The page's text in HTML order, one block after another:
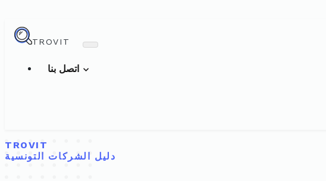
TROVIT
TROVIT
دليل الشركات التونسية